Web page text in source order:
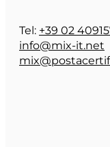
Tel: +39 02
info@mix-it.net